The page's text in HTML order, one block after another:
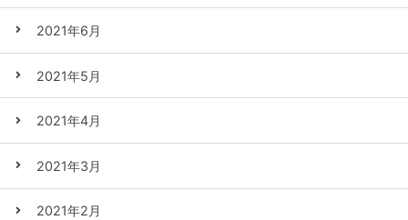
2021年6月
2021年5月
2021年4月
2021年3月
2021年2月